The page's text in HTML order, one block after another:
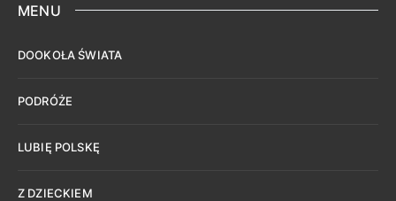
MENU
DOOKOŁA ŚWIATA
PODRÓŻE
LUBIĘ POLSKĘ
Z DZIECKIEM